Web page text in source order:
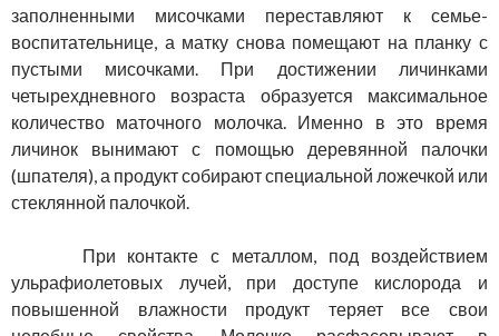
заполненными мисочками переставляют к семье-
воспитательнице, а матку снова помещают на планку с
пустыми мисочками. При достижении личинками
четырехдневного возраста образуется максимальное
количество маточного молочка. Именно в это время
личинок вынимают с помощью деревянной палочки
(шпателя), а продукт собирают специальной ложечкой или
стеклянной палочкой.
При контакте с металлом, под воздействием
ульрафиолетовых лучей, при доступе кислорода и
повышенной влажности продукт теряет все свои